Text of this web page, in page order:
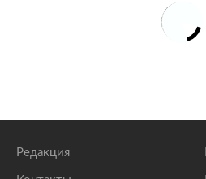
Редакция